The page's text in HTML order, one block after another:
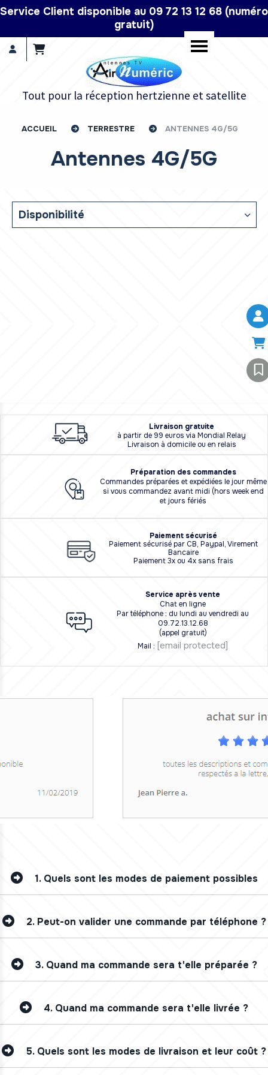
Service Client disponible au 09 72 13 12 68 (numéro
gratuit)
Tout pour la réception hertzienne et satellite
ACCUEIL TERRESTRE ANTENNES 4G/5G
Antennes 4G/5G
Disponibilité
Livraison gratuite
à partir de 99 euros via Mondial Relay
Livraison à domicile ou en relais
Préparation des commandes
Commandes préparées et expédiées le jour même
si vous commandez avant midi (hors week end
et jours fériés
Paiement sécurisé
Paiement sécurisé par CB, Paypal, Virement
Bancaire
Paiement 3x ou 4x sans frais
Service après vente
Chat en ligne
Par téléphone : du lundi au vendredi au
09.72.13.12.68
(appel gratuit)
Mail : [email protected]
1. Quels sont les modes de paiement possibles
2. Peut-on valider une commande par téléphone ?
3. Quand ma commande sera t'elle préparée ?
4. Quand ma commande sera t'elle livrée ?
5. Quels sont les modes de livraison et leur coût ?